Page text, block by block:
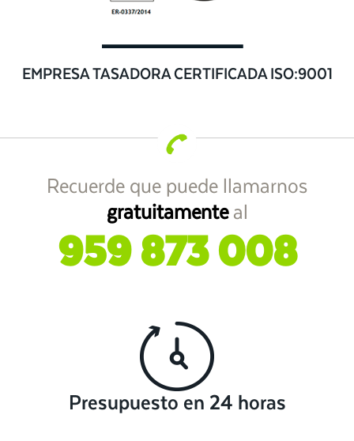
EMPRESA TASADORA CERTIFICADA ISO:9001
Recuerde que puede llamarnos
gratuitamenteal
959 873 008
Presupuesto en 24 horas